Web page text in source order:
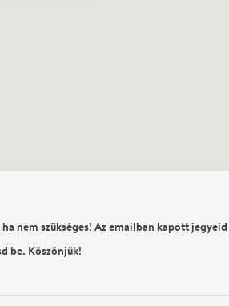
nem szükséges! Az emailban kapott
be. Köszönjük!